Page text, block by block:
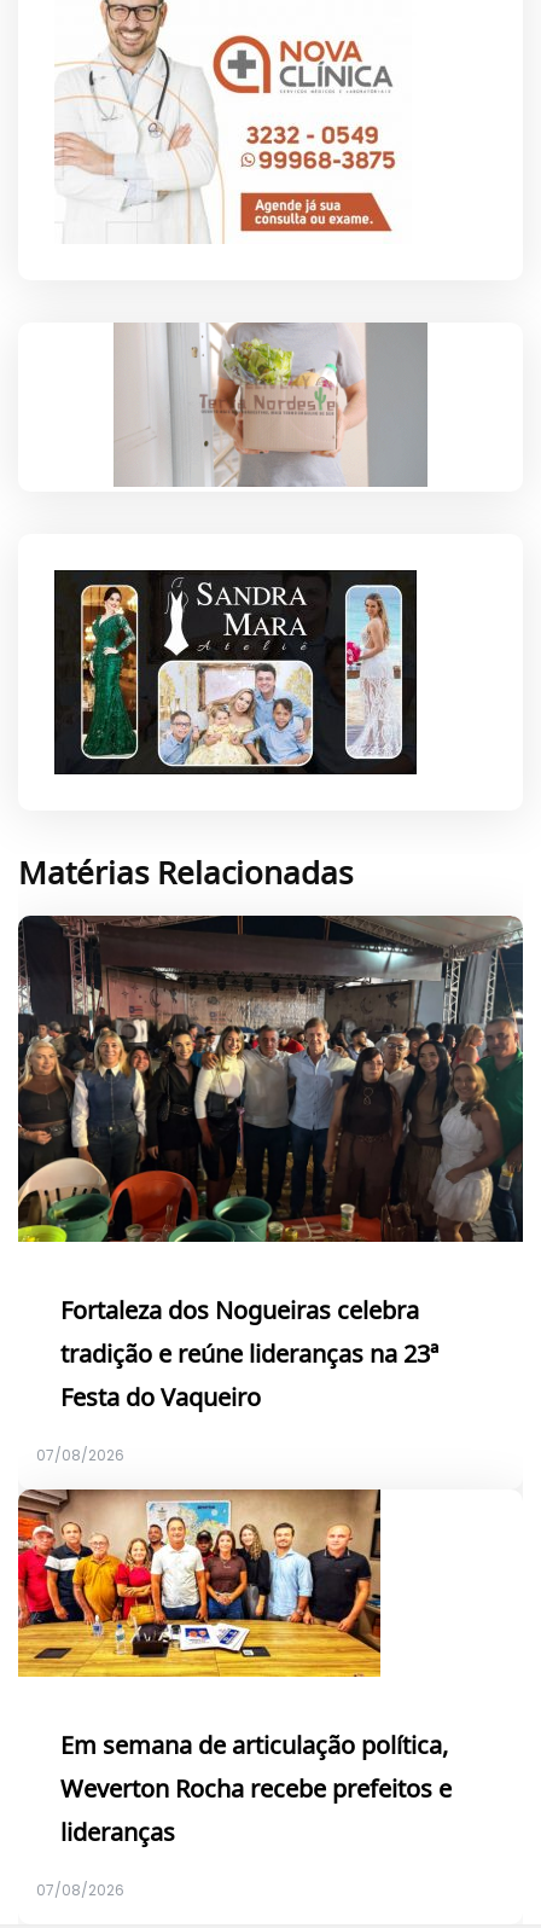
Matérias Relacionadas
Fortaleza dos Nogueiras celebra
tradição e reúne lideranças na 23ª
Festa do Vaqueiro
07/08/2026
Em semana de articulação política,
Weverton Rocha recebe prefeitos e
lideranças
07/08/2026